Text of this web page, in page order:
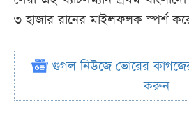
৩ হাজার রানের মাইলফলক স্পর্শ
গুগল নিউজে ভোরের
করুন